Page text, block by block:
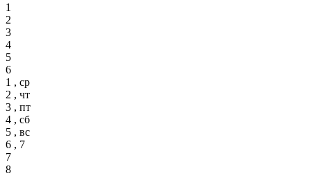
1
2
3
4
5
6
1 , ср
2 , чт
3 , пт
4 , сб
5 , вс
6 , 7
7
8